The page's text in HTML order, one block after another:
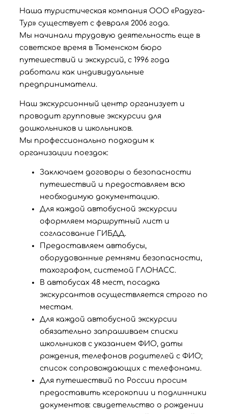
Наша туристическая компания ООО «Радуга-
Тур» существует с февраля 2006 года.
Мы начинали трудовую деятельность еще в
советское время в Тюменском бюро
путешествий и экскурсий, с 1996 года
работали как индивидуальные
предприниматели.
Наш экскурсионный центр организует и
проводит групповые экскурсии для
дошкольников и школьников.
Мы профессионально подходим к
организации поездок:
Заключаем договоры о безопасности
путешествий и предоставляем всю
необходимую документацию.
Для каждой автобусной экскурсии
оформляем маршрутный лист и
согласование ГИБДД.
Предоставляем автобусы,
оборудованные ремнями безопасности,
тахографом, системой ГЛОНАСС.
В автобусах 48 мест, посадка
экскурсантов осуществляется строго по
местам.
Для каждой автобусной экскурсии
обязательно запрашиваем списки
школьников с указанием ФИО, даты
рождения, телефонов родителей с ФИО;
список сопровождающих с телефонами.
Для путешествий по России просим
предоставить ксерокопии и подлинники
документов: свидетельство о рождении